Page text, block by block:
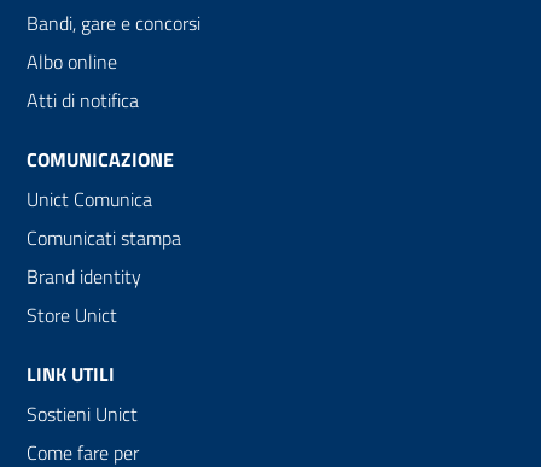
Bandi, gare e concorsi
Albo online
Atti di notifica
COMUNICAZIONE
Unict Comunica
Comunicati stampa
Brand identity
Store Unict
LINK UTILI
Sostieni Unict
Come fare per